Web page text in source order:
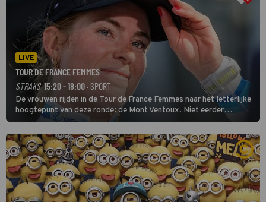
LIVE
TOUR DE FRANCE FEMMES
STRAKS 15:20 - 18:00 · SPORT
De vrouwen rijden in de Tour de France Femmes naar het letterlijke
hoogtepunt van deze ronde: de Mont Ventoux. Niet eerder
finishten de vrouwen voor deze koers op deze kale col uit de
buitencategorie. De aanloop naar de slotklim is vlak.